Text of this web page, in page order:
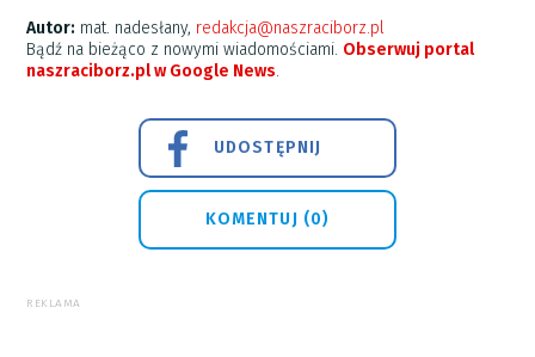
Autor: mat. nadesłany, redakcja@naszraciborz.pl
Bądź na bieżąco z nowymi wiadomościami. Obserwuj portal
naszraciborz.pl w Google News.
UDOSTĘPNIJ
KOMENTUJ (0)
REKLAMA